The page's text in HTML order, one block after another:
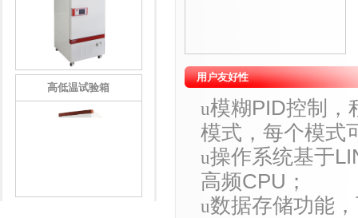
高低温试验箱
用户友好性
u模糊PID控制，
模式，每个模式
u操作系统基于
高频CPU；
u数据存储功能